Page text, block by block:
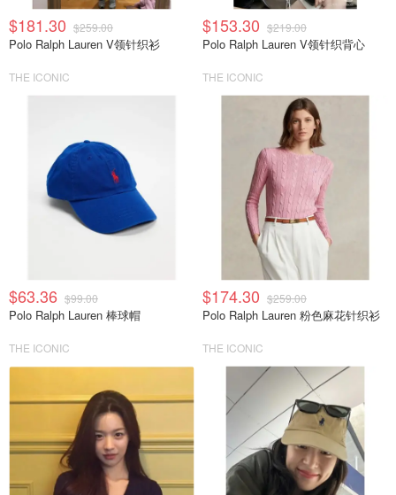
$181.30 $259.00
Polo Ralph Lauren V领针织衫
THE ICONIC
$153.30 $219.00
Polo Ralph Lauren V领针织背心
THE ICONIC
$63.36 $99.00
Polo Ralph Lauren 棒球帽
THE ICONIC
$174.30 $259.00
Polo Ralph Lauren 粉色麻花针织衫
THE ICONIC